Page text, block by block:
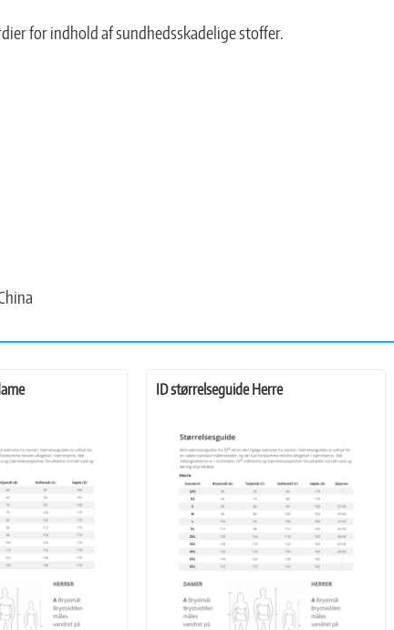
for indhold af sundhedsskadelige stoffer.
ID størrelseguide Herre